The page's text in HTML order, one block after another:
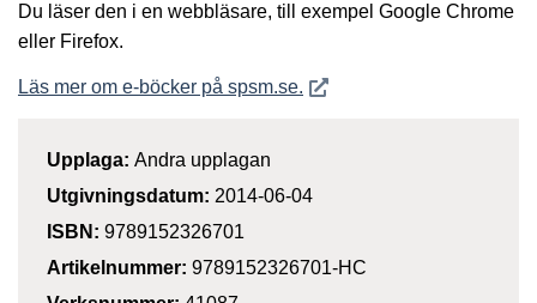
Du läser den i en webbläsare, till exempel Google Chrome
eller Firefox.
Läs mer om e-böcker på spsm.se. Öppnas i nytt fönster
Upplaga: Andra upplagan
Utgivningsdatum: 2014-06-04
ISBN: 9789152326701
Artikelnummer: 9789152326701-HC